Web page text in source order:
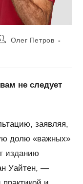
АвторОлег Петров
не следует
заявляя,
долю «важных»
изданию
Уайтен, —